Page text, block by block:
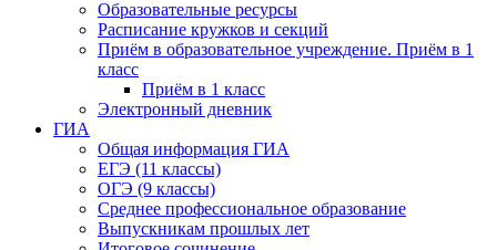
Образовательные ресурсы
Расписание кружков и секций
Приём в образовательное учреждение. Приём в 1
класс
Приём в 1 класс
Электронный дневник
ГИА
Общая информация ГИА
ЕГЭ (11 классы)
ОГЭ (9 классы)
Среднее профессиональное образование
Выпускникам прошлых лет